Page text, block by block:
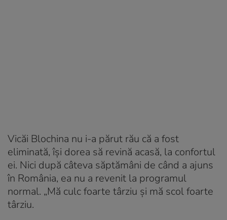
Vicăi Blochina nu i-a părut rău că a fost
eliminată, își dorea să revină acasă, la confortul
ei. Nici după câteva săptămâni de când a ajuns
în România, ea nu a revenit la programul
normal. „Mă culc foarte târziu și mă scol foarte
târziu.